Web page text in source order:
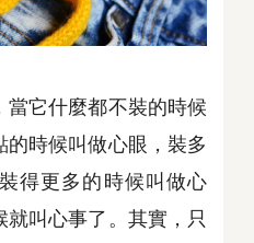
它什麼都不裝的時候
的時候叫做心眼，裝多
得更多的時候叫做心
叫心事了。其實，只